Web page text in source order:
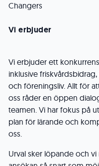
Changers
Vi erbjuder
Vi erbjuder ett
inklusive
och föreningsliv. Allt för
oss råder en öppen
teamen. Vi har fokus på
plan för lärande och
oss.
Urval sker löpande och